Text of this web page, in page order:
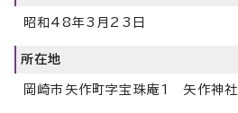
昭和48年3月23日
所在地
岡崎市矢作町字宝珠庵1 矢作神社